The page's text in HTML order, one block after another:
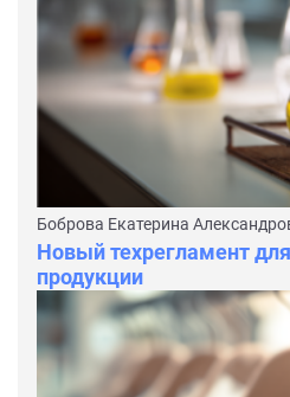
Боброва Екатерина
Новый техрегламент
продукции